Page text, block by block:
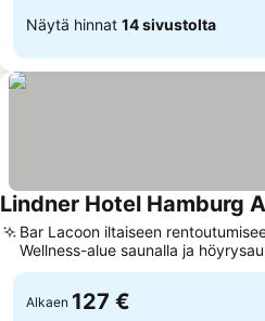
Näytä hinnat 14 sivustolta
Lindner Hotel Hamburg
Bar Lacoon iltaiseen
Wellness-alue saunalla ja
Alkaen 127 €